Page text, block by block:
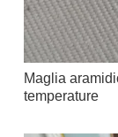
Maglia
temperature